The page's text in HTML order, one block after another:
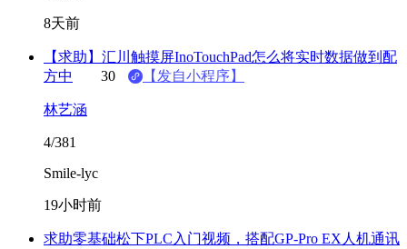
8天前
【求助】汇川触摸屏InoTouchPad怎么将实时数据做到配
方中
30 【发自小程序】
林艺涵
4/381
Smile-lyc
19小时前
求助零基础松下PLC入门视频，搭配GP-Pro EX人机通讯